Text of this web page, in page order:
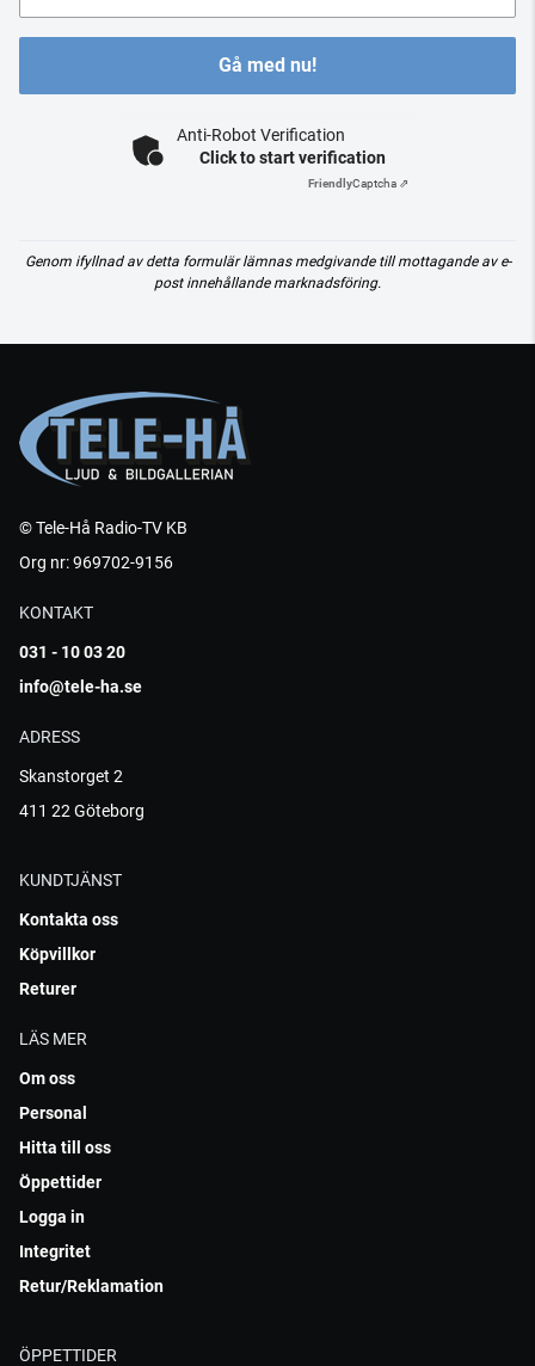
Gå med nu!
Anti-Robot Verification
Click to start verification
FriendlyCaptcha ⇗
Genom ifyllnad av detta formulär lämnas medgivande till mottagande av e-
post innehållande marknadsföring.
© Tele-Hå Radio-TV KB
Org nr: 969702-9156
KONTAKT
031 - 10 03 20
info@tele-ha.se
ADRESS
Skanstorget 2
411 22 Göteborg
KUNDTJÄNST
Kontakta oss
Köpvillkor
Returer
LÄS MER
Om oss
Personal
Hitta till oss
Öppettider
Logga in
Integritet
Retur/Reklamation
ÖPPETTIDER